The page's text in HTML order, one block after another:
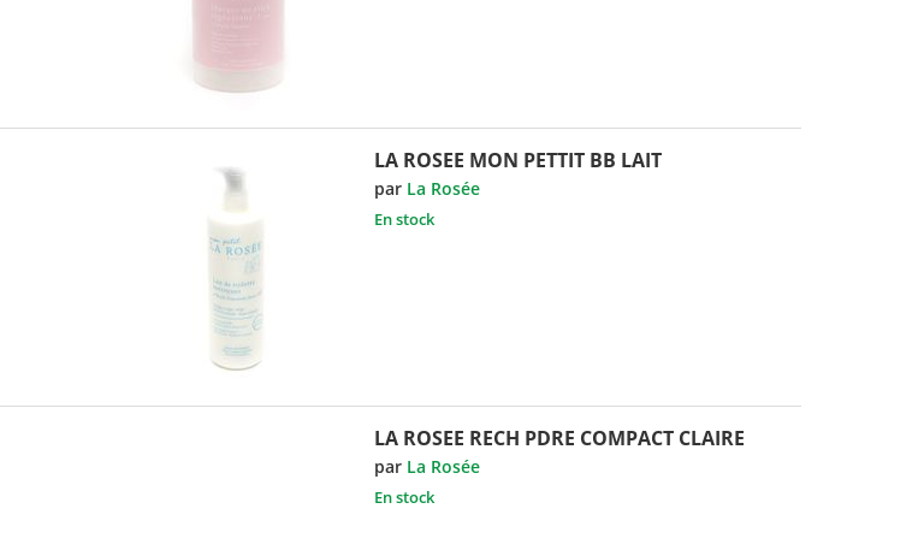
LA ROSEE MON PETTIT BB LAIT
par La Rosée
En stock
LA ROSEE RECH PDRE COMPACT CLAIRE
par La Rosée
En stock